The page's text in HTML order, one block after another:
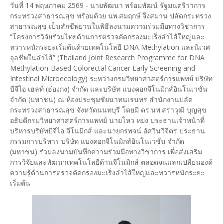
วันที่ 14 พฤษภาคม 2569 - นายพัฒนา พร้อมพัฒน์ รัฐมนตรีว่าการ
กระทรวงสาธารณสุข พร้อมด้วย นพ.สมฤกษ์ จึงสมาน ปลัดกระทรวง
สาธารณสุข เป็นสักขีพยานในพิธีลงนามความร่วมมือทางวิชาการ
“โครงการวิจัยร่วมไทยด้านการตรวจคัดกรองมะเร็งลำไส้ใหญ่และ
ทวารหนักระยะเริ่มต้นด้วยเทคโนโลยี DNA Methylation และนิเวศ
จุลชีพในลำไส้” (Thailand Joint Research Programme for DNA
Methylation-Based Colorectal Cancer Early Screening and
Intestinal Microecology) ระหว่างกรมวิทยาศาสตร์การแพทย์ บริษัท
บีจีไอ เฮลท์ (ฮ่องกง) จำกัด และบริษัท แบงคอกจีโนมิกส์อินโนเวชั่น
จำกัด (มหาชน) ณ ห้องประชุมชัยนาทนเรนทร สำนักงานปลัด
กระทรวงสาธารณสุข จังหวัดนนทบุรี โดยมี ดร.นพ.สราวุฒิ บุญสุข
อธิบดีกรมวิทยาศาสตร์การแพทย์ นายโหว หย่ง ประธานเจ้าหน้าที่
บริหารบริษัทบีจีไอ จีโนมิกส์ และนายกรพจน์ อัศวินวิจิตร ประธาน
กรรมการบริหาร บริษัท แบงคอกจีโนมิกส์อินโนเวชั่น จำกัด
(มหาชน) ร่วมลงนามบันทึกความร่วมมือทางวิชาการ เพื่อส่งเสริม
การวิจัยและพัฒนาเทคโนโลยีด้านจีโนมิกส์ ตลอดจนแลกเปลี่ยนองค์
ความรู้ด้านการตรวจคัดกรองมะเร็งลำไส้ใหญ่และทวารหนักระยะ
เริ่มต้น